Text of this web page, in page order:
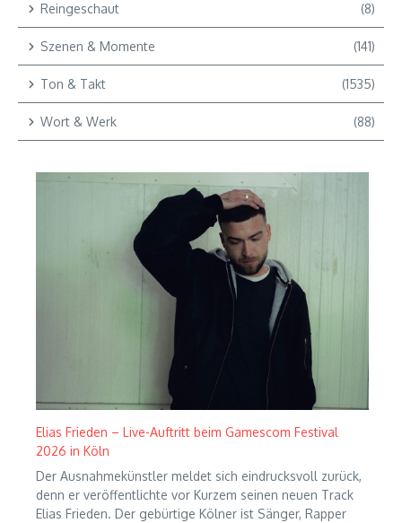
Reingeschaut (8)
Szenen & Momente (141)
Ton & Takt (1535)
Wort & Werk (88)
Elias Frieden – Live-Auftritt beim Gamescom Festival
2026 in Köln
Der Ausnahmekünstler meldet sich eindrucksvoll zurück,
denn er veröffentlichte vor Kurzem seinen neuen Track
Elias Frieden. Der gebürtige Kölner ist Sänger, Rapper